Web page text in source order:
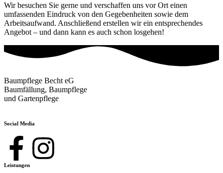
Wir besuchen Sie gerne und verschaffen uns vor Ort einen
umfassenden Eindruck von den Gegebenheiten sowie dem
Arbeitsaufwand. Anschließend erstellen wir ein entsprechendes
Angebot – und dann kann es auch schon losgehen!
Baumpflege Becht eG
Baumfällung, Baumpflege
und Gartenpflege
Social Media
Leistungen